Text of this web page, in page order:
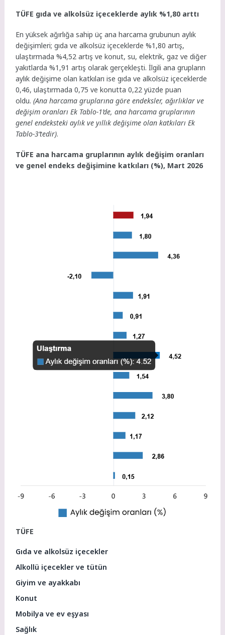
TÜFE gıda ve alkolsüz içeceklerde aylık %1,80 arttı
En yüksek ağırlığa sahip üç ana harcama grubunun aylık
değişimleri; gıda ve alkolsüz içeceklerde %1,80 artış,
ulaştırmada %4,52 artış ve konut, su, elektrik, gaz ve diğer
yakıtlarda %1,91 artış olarak gerçekleşti. İlgili ana grupların
aylık değişime olan katkıları ise gıda ve alkolsüz içeceklerde
0,46, ulaştırmada 0,75 ve konutta 0,22 yüzde puan
oldu.(Ana harcama gruplarına göre endeksler, ağırlıklar ve
değişim oranları Ek Tablo-1’de, ana harcama gruplarının
genel endeksteki aylık ve yıllık değişime olan katkıları Ek
Tablo-3’tedir).
TÜFE ana harcama gruplarının aylık değişim oranları
ve genel endeks değişimine katkıları (%), Mart 2026
TÜFE
Gıda ve alkolsüz içecekler
Alkollü içecekler ve tütün
Giyim ve ayakkabı
Konut
Mobilya ve ev eşyası
Sağlık